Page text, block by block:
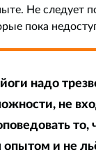
Не следует
пока
надо
не
то,
и не